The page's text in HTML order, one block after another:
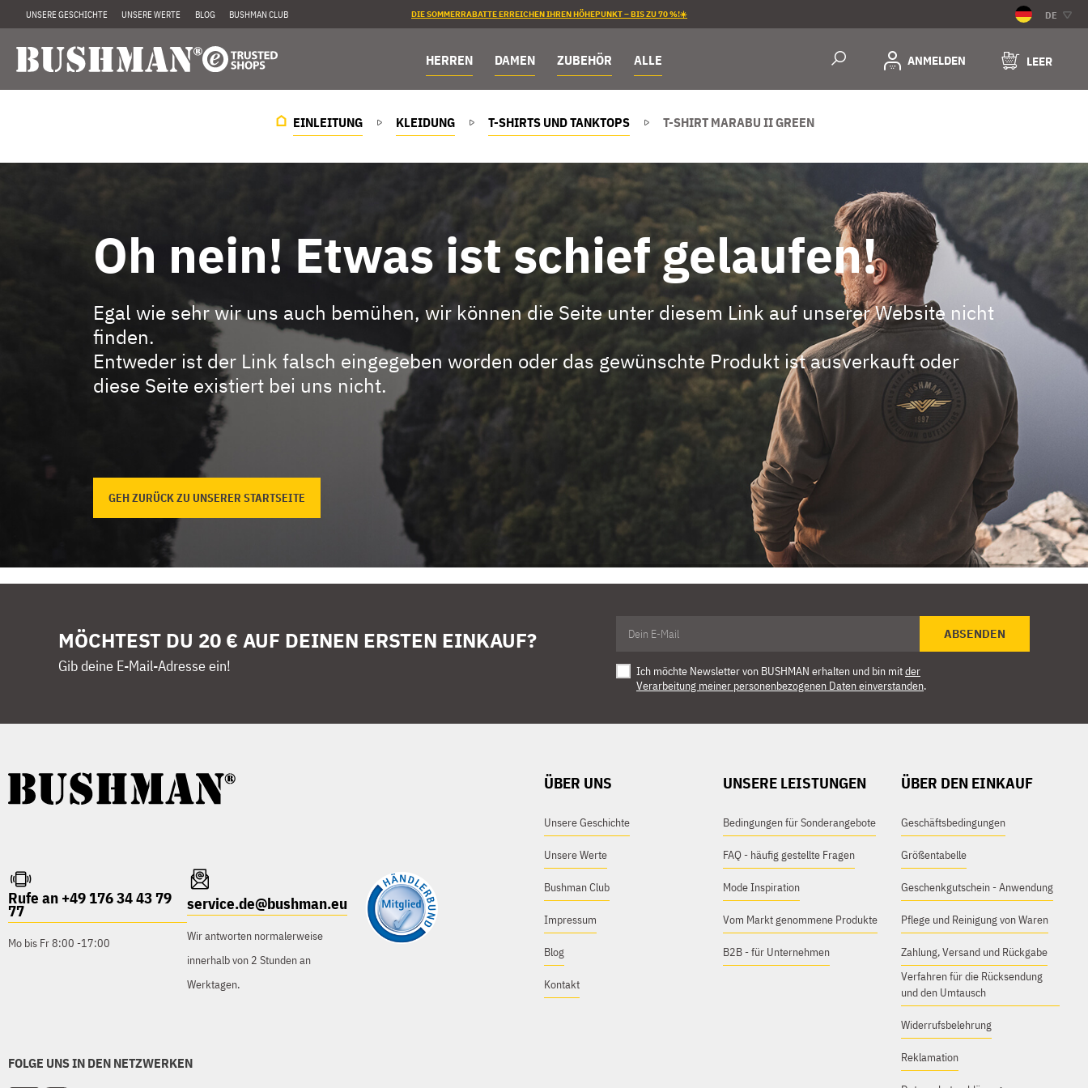
UNSERE GESCHICHTE UNSERE WERTE BLOG BUSHMAN CLUB DIE SOMMERRABATTE ERREICHEN IHREN HÖHEPUNKT – BIS ZU 70 %!☀️ DE
HERREN DAMEN ZUBEHÖR ALLE ANMELDEN LEER
EINLEITUNG KLEIDUNG T-SHIRTS UND TANKTOPS T-SHIRT MARABU II GREEN
Oh nein! Etwas ist schief gelaufen!
Egal wie sehr wir uns auch bemühen, wir können die Seite unter diesem Link auf unserer Website nicht
finden.
Entweder ist der Link falsch eingegeben worden oder das gewünschte Produkt ist ausverkauft oder
diese Seite existiert bei uns nicht.
GEH ZURÜCK ZU UNSERER STARTSEITE
MÖCHTEST DU 20 € AUF DEINEN ERSTEN EINKAUF?
Gib deine E-Mail-Adresse ein!
ABSENDEN
Ich möchte Newsletter von BUSHMAN erhalten und bin mitder
Verarbeitung meiner personenbezogenen Daten einverstanden.
Rufe an +49 176 34 43 79
77
Mo bis Fr 8:00 -17:00
service.de@bushman.eu
Wir antworten normalerweise
innerhalb von 2 Stunden an
Werktagen.
FOLGE UNS IN DEN NETZWERKEN
ÜBER UNS
Unsere Geschichte
Unsere Werte
Bushman Club
Impressum
Blog
Kontakt
UNSERE LEISTUNGEN
Bedingungen für Sonderangebote
FAQ - häufig gestellte Fragen
Mode Inspiration
Vom Markt genommene Produkte
B2B - für Unternehmen
ÜBER DEN EINKAUF
Geschäftsbedingungen
Größentabelle
Geschenkgutschein - Anwendung
Pflege und Reinigung von Waren
Zahlung, Versand und Rückgabe
Verfahren für die Rücksendung
und den Umtausch
Widerrufsbelehrung
Reklamation